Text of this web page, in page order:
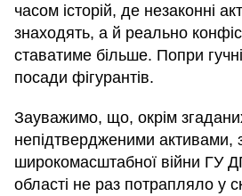
часом історій, де незаконні
знаходять, а й реально
ставатиме більше. Попри гучні
посади фігурантів.
Зауважимо, що, окрім
непідтвердженими активами,
широкомасштабної війни ГУ
області не раз потрапляло у